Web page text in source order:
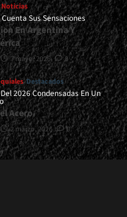
Noticias
Sus Sensaciones
En Argentina Y
7 mayo, 2026 0
Destacados
2026 Condensadas En Un
Acero
2 marzo, 2026 0